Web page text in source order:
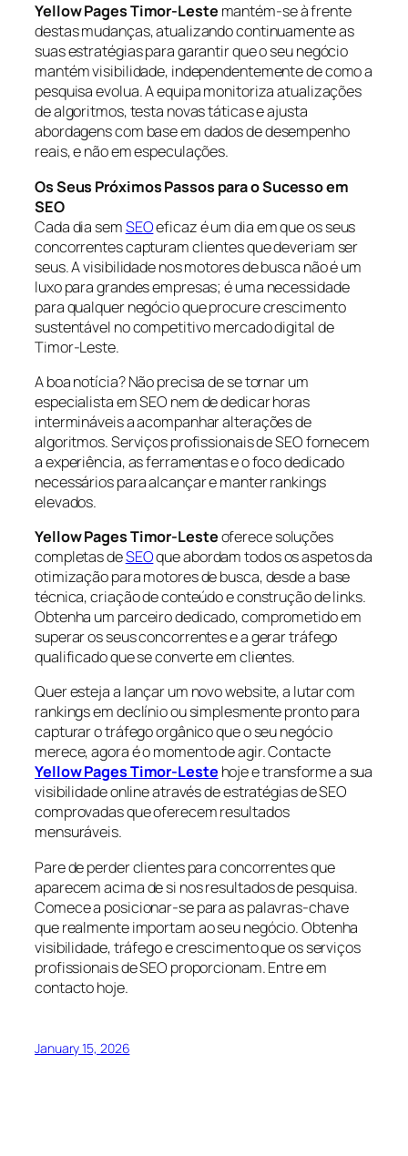
Yellow Pages Timor-Leste mantém-se à frente
destas mudanças, atualizando continuamente as
suas estratégias para garantir que o seu negócio
mantém visibilidade, independentemente de como a
pesquisa evolua. A equipa monitoriza atualizações
de algoritmos, testa novas táticas e ajusta
abordagens com base em dados de desempenho
reais, e não em especulações.
Os Seus Próximos Passos para o Sucesso em
SEO
Cada dia semSEOeficaz é um dia em que os seus
concorrentes capturam clientes que deveriam ser
seus. A visibilidade nos motores de busca não é um
luxo para grandes empresas; é uma necessidade
para qualquer negócio que procure crescimento
sustentável no competitivo mercado digital de
Timor-Leste.
A boa notícia? Não precisa de se tornar um
especialista em SEO nem de dedicar horas
intermináveis a acompanhar alterações de
algoritmos. Serviços profissionais de SEO fornecem
a experiência, as ferramentas e o foco dedicado
necessários para alcançar e manter rankings
elevados.
Yellow Pages Timor-Lesteoferece soluções
completas deSEOque abordam todos os aspetos da
otimização para motores de busca, desde a base
técnica, criação de conteúdo e construção de links.
Obtenha um parceiro dedicado, comprometido em
superar os seus concorrentes e a gerar tráfego
qualificado que se converte em clientes.
Quer esteja a lançar um novo website, a lutar com
rankings em declínio ou simplesmente pronto para
capturar o tráfego orgânico que o seu negócio
merece, agora é o momento de agir. Contacte
Yellow Pages Timor-Leste hoje e transforme a sua
visibilidade online através de estratégias de SEO
comprovadas que oferecem resultados
mensuráveis.
Pare de perder clientes para concorrentes que
aparecem acima de si nos resultados de pesquisa.
Comece a posicionar-se para as palavras-chave
que realmente importam ao seu negócio. Obtenha
visibilidade, tráfego e crescimento que os serviços
profissionais de SEO proporcionam. Entre em
contacto hoje.
January 15, 2026